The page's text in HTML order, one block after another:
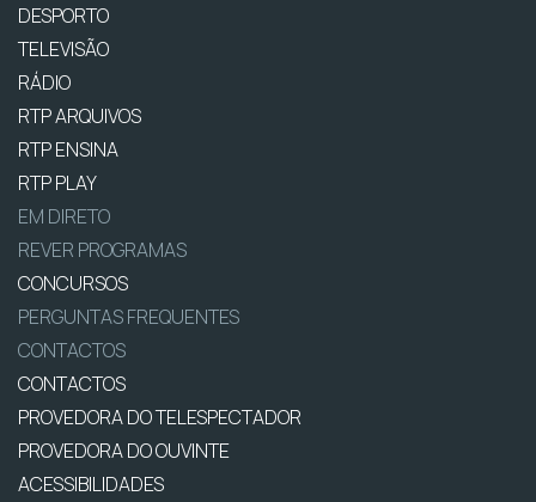
DESPORTO
TELEVISÃO
RÁDIO
RTP ARQUIVOS
RTP ENSINA
RTP PLAY
EM DIRETO
REVER PROGRAMAS
CONCURSOS
PERGUNTAS FREQUENTES
CONTACTOS
CONTACTOS
PROVEDORA DO TELESPECTADOR
PROVEDORA DO OUVINTE
ACESSIBILIDADES